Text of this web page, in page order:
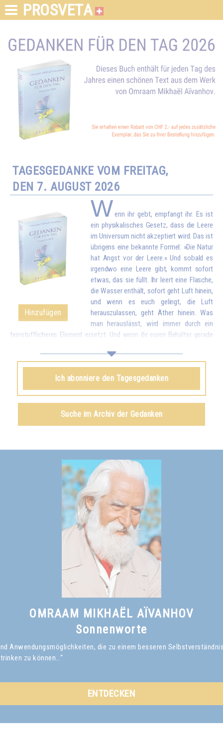
PROSVETA
TAGESGEDANKE VOM FREITAG,
DEN 7. AUGUST 2026
Hinzufügen
Wenn ihr gebt, empfangt ihr. Es ist
ein physikalisches Gesetz, dass die Leere
im Universum nicht akzeptiert wird. Das ist
übrigens eine bekannte Formel: »Die Natur
hat Angst vor der Leere.« Und sobald es
irgendwo eine Leere gibt, kommt sofort
etwas, das sie füllt. Ihr leert eine Flasche,
die Wasser enthält, sofort geht Luft hinein,
und wenn es euch gelingt, die Luft
herauszulassen, geht Äther hinein. Was
man herauslässt, wird immer durch ein
feinstofflicheres Element ersetzt. Und wenn ihr euren Behälter gerade
Geschöpfen gegeben habt, kommt sofort etwas von oben, um euch zu
füllen.*
Omraam Mikhaël Aïvanhov
Siehe das BuchGeistiges und künstlerisches Schaffen,
Ich abonniere den Tagesgedanken
Suche im Archiv der Gedanken
OMRAAM MIKHAËL AÏVANHOV
Sonnenworte
Anwendungsmöglichkeiten, die zu einem besseren
zu können…“
ENTDECKEN